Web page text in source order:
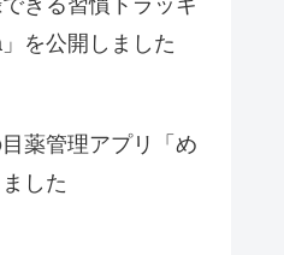
きる習慣トラッキ
を公開しました
薬管理アプリ「め
した